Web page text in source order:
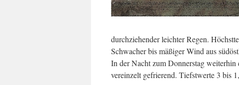
durchziehender leichter Regen.
Schwacher bis mäßiger Wind aus
In der Nacht zum Donnerstag
vereinzelt gefrierend. Tiefstwerte 3 bis